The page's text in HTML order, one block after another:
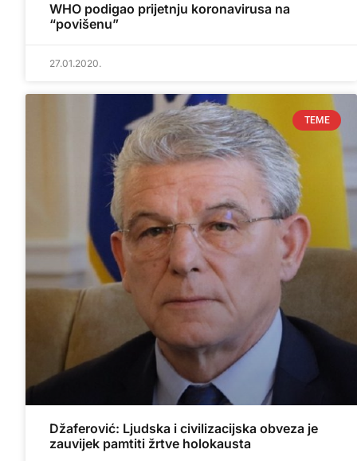
WHO podigao prijetnju koronavirusa na
“povišenu”
27.01.2020.
TEME
Džaferović: Ljudska i civilizacijska obveza je
zauvijek pamtiti žrtve holokausta